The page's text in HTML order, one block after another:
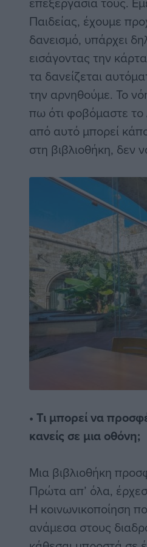
Παιδείας, έχουμε
δανεισμό, υπάρχει
εισάγοντας την
τα δανείζεται
την αρνηθούμε. Το
πω ότι φοβόμαστε το
από αυτό μπορεί
στη βιβλιοθήκη, δεν
• Τι μπορεί να
κανείς σε μια οθόνη;
Μια βιβλιοθήκη
Πρώτα απ’ όλα,
Η κοινωνικοποίηση
ανάμεσα στους